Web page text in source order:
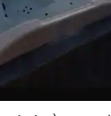
5,0, 15